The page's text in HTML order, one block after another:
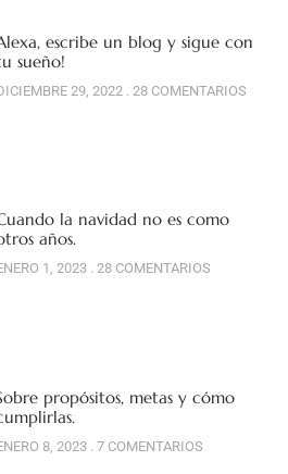
escribe un blog y sigue con
sueño!
29, 2022 28 COMENTARIOS
la navidad no es como
años.
1, 2023 28 COMENTARIOS
propósitos, metas y cómo
8, 2023 7 COMENTARIOS